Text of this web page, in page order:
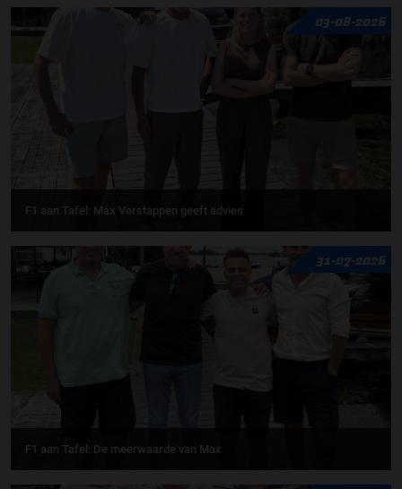
03-08-2026
F1 aan Tafel: Max Verstappen geeft advies
31-07-2026
F1 aan Tafel: De meerwaarde van Max